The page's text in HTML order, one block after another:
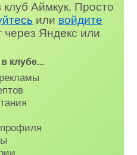
клуб Аймкук. Просто
или войдите
через Яндекс или
клубе...